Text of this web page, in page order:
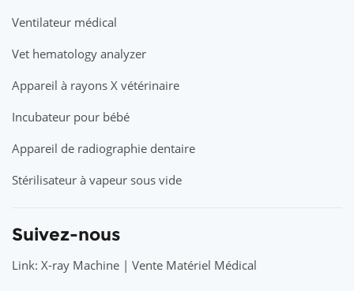
Ventilateur médical
Vet hematology analyzer
Appareil à rayons X vétérinaire
Incubateur pour bébé
Appareil de radiographie dentaire
Stérilisateur à vapeur sous vide
Suivez-nous
Link: X-ray Machine | Vente Matériel Médical